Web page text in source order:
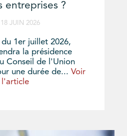
entreprises ?
18 JUIN 2026
1er juillet 2026,
la présidence
Conseil de l'Union
une durée de... Voir
l'article